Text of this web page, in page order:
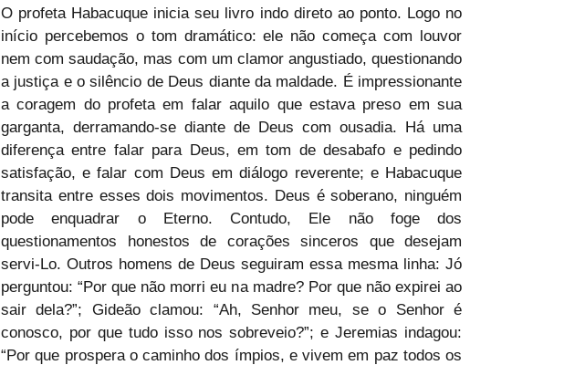
O profeta Habacuque inicia seu livro indo direto ao ponto. Logo no
início percebemos o tom dramático: ele não começa com louvor
nem com saudação, mas com um clamor angustiado, questionando
a justiça e o silêncio de Deus diante da maldade. É impressionante
a coragem do profeta em falar aquilo que estava preso em sua
garganta, derramando-se diante de Deus com ousadia. Há uma
diferença entre falar para Deus, em tom de desabafo e pedindo
satisfação, e falar com Deus em diálogo reverente; e Habacuque
transita entre esses dois movimentos. Deus é soberano, ninguém
pode enquadrar o Eterno. Contudo, Ele não foge dos
questionamentos honestos de corações sinceros que desejam
servi-Lo. Outros homens de Deus seguiram essa mesma linha: Jó
perguntou: “Por que não morri eu na madre? Por que não expirei ao
sair dela?”; Gideão clamou: “Ah, Senhor meu, se o Senhor é
conosco, por que tudo isso nos sobreveio?”; e Jeremias indagou:
“Por que prospera o caminho dos ímpios, e vivem em paz todos os